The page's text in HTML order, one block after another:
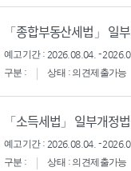
「종합부동산세법」 일
예고기간 : 2026.08.04. -
구분 :
상태 : 의견제출가능
「소득세법」 일부개정
예고기간 : 2026.08.04. -
구분 :
상태 : 의견제출가능